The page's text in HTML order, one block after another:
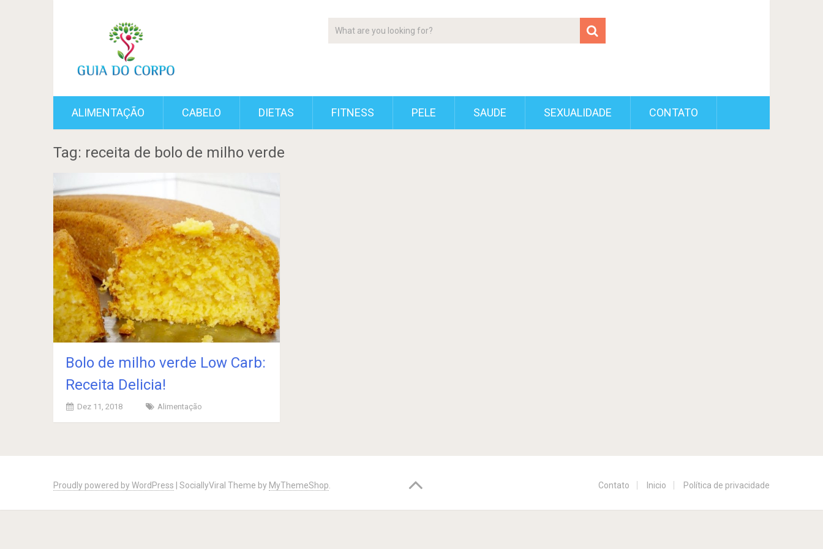
ALIMENTAÇÃO CABELO DIETAS FITNESS PELE SAUDE SEXUALIDADE CONTATO
Tag: receita de bolo de milho verde
Bolo de milho verde Low Carb:
Receita Delicia!
Dez 11, 2018 Alimentação
navigation
Proudly powered by WordPress SociallyViral Theme by MyThemeShop. Contato Inicio Política de privacidade